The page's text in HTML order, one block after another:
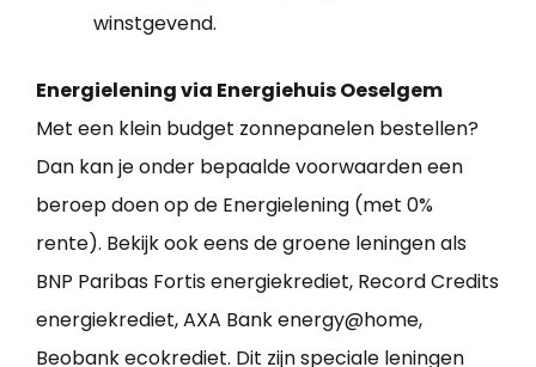
winstgevend.
Energielening via Energiehuis Oeselgem
Met een klein budget zonnepanelen bestellen?
Dan kan je onder bepaalde voorwaarden een
beroep doen op de Energielening (met 0%
rente). Bekijk ook eens de groene leningen als
BNP Paribas Fortis energiekrediet, Record Credits
energiekrediet, AXA Bank energy@home,
Beobank ecokrediet. Dit zijn speciale leningen